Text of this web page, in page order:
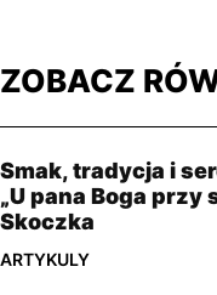
ZOBACZ
Smak, tradycja i
„U pana Boga przy
Skoczka
ARTYKULY